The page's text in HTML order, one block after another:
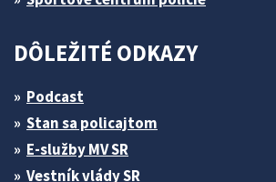
DÔLEŽITÉ ODKAZY
Podcast
Stan sa policajtom
E-služby MV SR
Vestník vlády SR